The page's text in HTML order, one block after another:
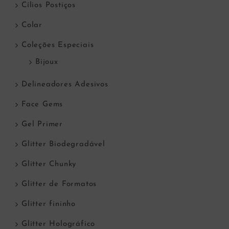
Cílios Postiços
Colar
Coleções Especiais
Bijoux
Delineadores Adesivos
Face Gems
Gel Primer
Glitter Biodegradável
Glitter Chunky
Glitter de Formatos
Glitter fininho
Glitter Holográfico